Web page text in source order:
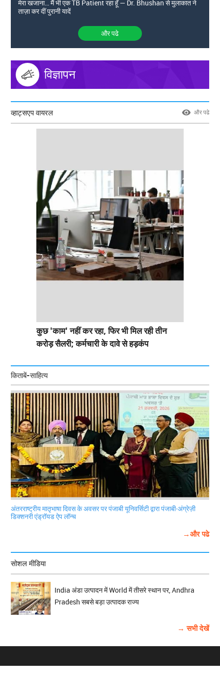
मेरा खजाना… मैं भी एक TB Patient रहा हूँ — Dr. Bhushan से मुलाकात ने
ताज़ा कर दीं पुरानी यादें
और पढे
विज्ञापन
व्हाट्सएप वायरल और पढे
कुछ 'काम' नहीं कर रहा, फिर भी मिल रही तीन
करोड़ सैलरी; कर्मचारी के दावे से हड़कंप
किताबें-साहित्य
अंतरराष्ट्रीय मातृभाषा दिवस के अवसर पर पंजाबी यूनिवर्सिटी द्वारा पंजाबी-अंग्रेज़ी
डिक्शनरी एंड्रॉयड ऐप लॉन्च
→और पढे
सोशल मीडिया
India अंडा उत्पादन में World में तीसरे स्थान पर, Andhra
Pradesh सबसे बड़ा उत्पादक राज्य
→ सभी देखें